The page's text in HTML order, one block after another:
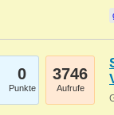
0
Punkte
3746
Aufrufe